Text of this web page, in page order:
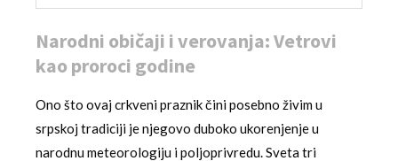
Narodni običaji i verovanja: Vetrovi
kao proroci godine
Ono što ovaj crkveni praznik čini posebno živim u
srpskoj tradiciji je njegovo duboko ukorenjenje u
narodnu meteorologiju i poljoprivredu. Sveta tri